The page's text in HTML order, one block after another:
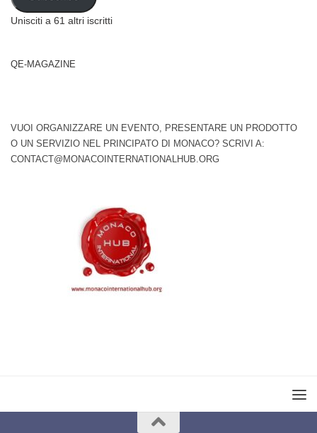
Unisciti a 61 altri iscritti
QE-MAGAZINE
VUOI ORGANIZZARE UN EVENTO, PRESENTARE UN PRODOTTO
O UN SERVIZIO NEL PRINCIPATO DI MONACO? SCRIVI A:
CONTACT@MONACOINTERNATIONALHUB.ORG